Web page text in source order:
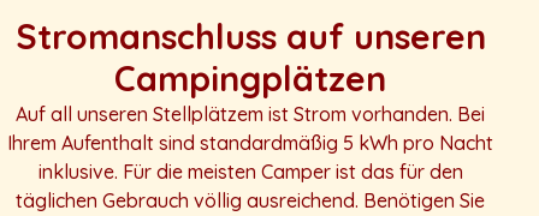
Stromanschluss auf unseren
Campingplätzen
Auf all unseren Stellplätzem ist Strom vorhanden. Bei
Ihrem Aufenthalt sind standardmäßig 5 kWh pro Nacht
inklusive. Für die meisten Camper ist das für den
täglichen Gebrauch völlig ausreichend. Benötigen Sie